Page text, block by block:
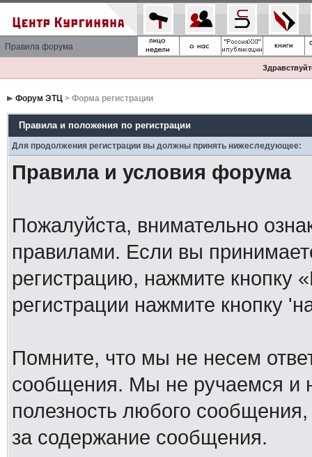
Правила форума
Форум ЭТЦ> Форма регистрации
Правила и положения по регистрации
Для продолжения регистрации вы должны принять нижеследующее:
Правила и условия форума
Пожалуйста, внимательно
правилами. Если вы
регистрацию, нажмите кнопку
регистрации нажмите кнопку
Помните, что мы не несем
сообщения. Мы не ручаемся и
полезность любого
за содержание сообщения.